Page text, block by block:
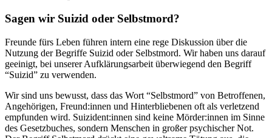
Sagen wir Suizid oder Selbstmord?
Freunde fürs Leben führen intern eine rege Diskussion über die
Nutzung der Begriffe Suizid oder Selbstmord. Wir haben uns darauf
geeinigt, bei unserer Aufklärungsarbeit überwiegend den Begriff
“Suizid” zu verwenden.
Wir sind uns bewusst, dass das Wort “Selbstmord” von Betroffenen,
Angehörigen, Freund:innen und Hinterbliebenen oft als verletzend
empfunden wird. Suizident:innen sind keine Mörder:innen im Sinne
des Gesetzbuches, sondern Menschen in großer psychischer Not.